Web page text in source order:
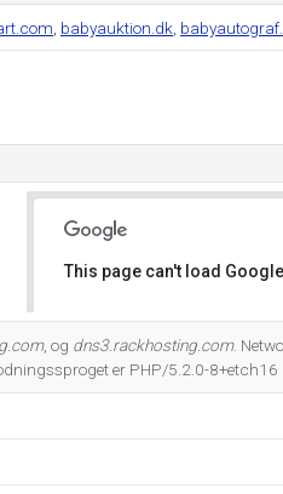
babyauktion.dk
This page can't load
, og dns3.rackhosting.com.
er PHP/5.2.0-8+etch16